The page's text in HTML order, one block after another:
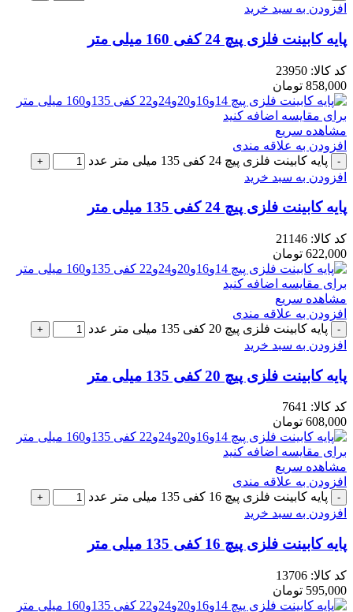
افزودن به سبد خرید
پایه کابینت فلزی پیچ 24 کفی 160 میلی متر
کد کالا: 23950
858,000 تومان
برای مقایسه اضافه کنید
مشاهده سریع
افزودن به علاقه مندی
پایه کابینت فلزی پیچ 24 کفی 135 میلی متر عدد
افزودن به سبد خرید
پایه کابینت فلزی پیچ 24 کفی 135 میلی متر
کد کالا: 21146
622,000 تومان
برای مقایسه اضافه کنید
مشاهده سریع
افزودن به علاقه مندی
پایه کابینت فلزی پیچ 20 کفی 135 میلی متر عدد
افزودن به سبد خرید
پایه کابینت فلزی پیچ 20 کفی 135 میلی متر
کد کالا: 7641
608,000 تومان
برای مقایسه اضافه کنید
مشاهده سریع
افزودن به علاقه مندی
پایه کابینت فلزی پیچ 16 کفی 135 میلی متر عدد
افزودن به سبد خرید
پایه کابینت فلزی پیچ 16 کفی 135 میلی متر
کد کالا: 13706
595,000 تومان